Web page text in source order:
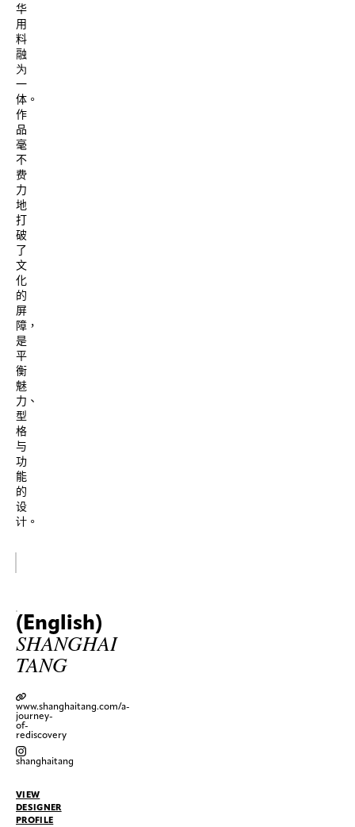
华
用
料
融
为
一
体。
作
品
毫
不
费
力
地
打
破
了
文
化
的
屏
障，
是
平
衡
魅
力、
型
格
与
功
能
的
设
计。
(English)
SHANGHAI
TANG
www.shanghaitang.com/a-
journey-
of-
rediscovery
shanghaitang
VIEW
DESIGNER
PROFILE